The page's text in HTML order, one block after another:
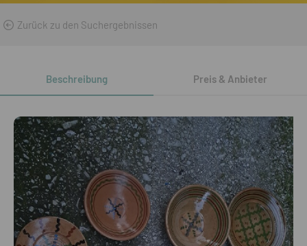
Zurück zu den Suchergebnissen
Beschreibung Preis & Anbieter